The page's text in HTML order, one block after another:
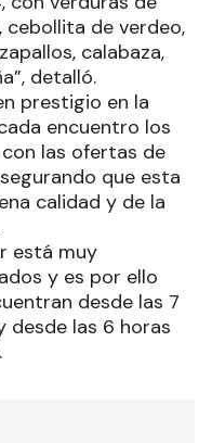
cebollita de verdeo,
calabaza,
detalló.
prestigio en la
encuentro los
las ofertas de
que esta
calidad y de la
está muy
y es por ello
desde las 7
desde las 6 horas